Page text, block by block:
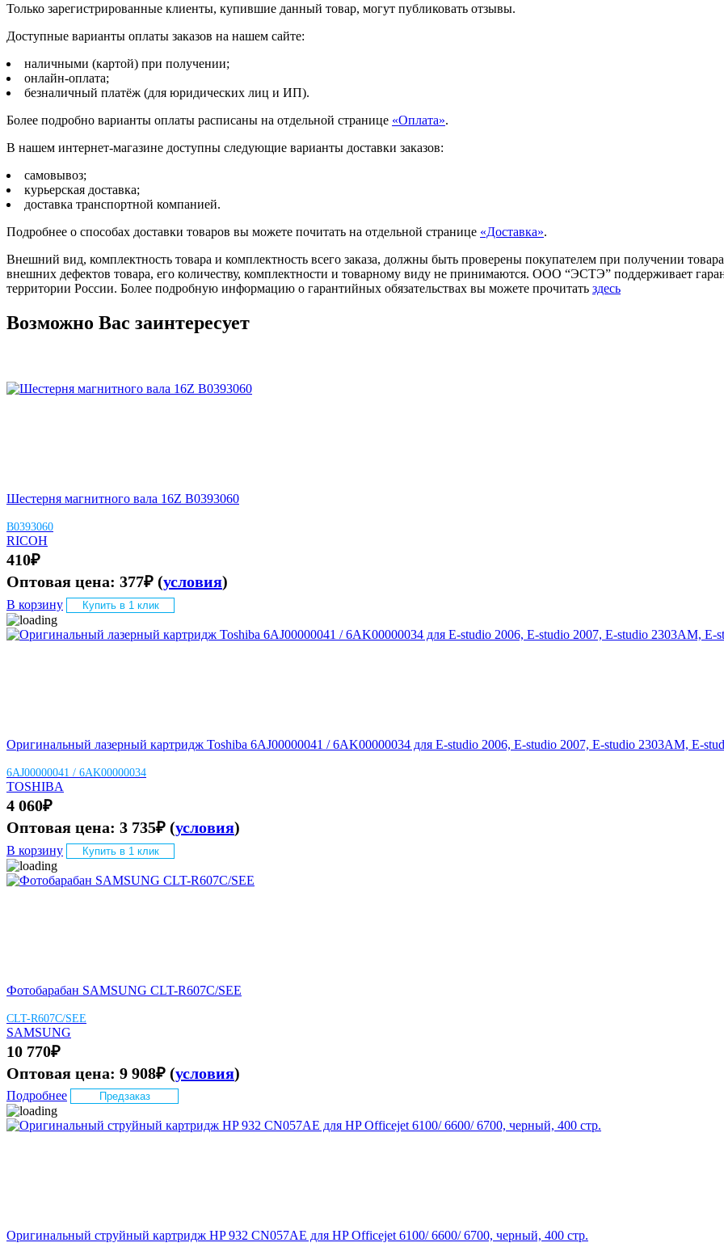
Только зарегистрированные клиенты, купившие данный товар, могут публиковать отзывы.
Доступные варианты оплаты заказов на нашем сайте:
наличными (картой) при получении;
онлайн-оплата;
безналичный платёж (для юридических лиц и ИП).
Более подробно варианты оплаты расписаны на отдельной странице «Оплата».
В нашем интернет-магазине доступны следующие варианты доставки заказов:
самовывоз;
курьерская доставка;
доставка транспортной компанией.
Подробнее о способах доставки товаров вы можете почитать на отдельной странице «Доставка».
Внешний вид, комплектность товара и комплектность всего заказа, должны быть проверены покупателем при получении
внешних дефектов товара, его количеству, комплектности и товарному виду не принимаются. ООО “ЭСТЭ” поддерживает
территории России. Более подробную информацию о гарантийных обязательствах вы можете прочитать здесь
Возможно Вас заинтересует
Шестерня магнитного вала 16Z B0393060
B0393060
RICOH
410₽
Оптовая цена: 377₽ (условия)
В корзину Купить в 1 клик
Оригинальный лазерный картридж Toshiba 6AJ00000041 / 6AK00000034 для E-studio 2006, E-studio 2007, E-studio 2303AM, E-
6AJ00000041 / 6AK00000034
TOSHIBA
4 060₽
Оптовая цена: 3 735₽ (условия)
В корзину Купить в 1 клик
Фотобарабан SAMSUNG CLT-R607C/SEE
CLT-R607C/SEE
SAMSUNG
10 770₽
Оптовая цена: 9 908₽ (условия)
Подробнее Предзаказ
Оригинальный струйный картридж HP 932 CN057AE для HP Officejet 6100/ 6600/ 6700, черный, 400 стр.